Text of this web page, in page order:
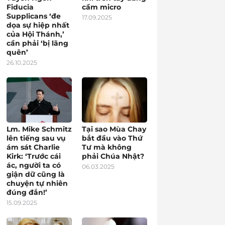
Fiducia
Supplicans ‘đe
dọa sự hiệp nhất
của Hội Thánh,’
cần phải ‘bị lãng
quên’
26.10.2025
cầm micro
17.09.2025
Lm. Mike Schmitz
lên tiếng sau vụ
ám sát Charlie
Kirk: ‘Trước cái
ác, người ta có
giận dữ cũng là
chuyện tự nhiên
đúng đắn!’
15.09.2025
Tại sao Mùa Chay
bắt đầu vào Thứ
Tư mà không
phải Chúa Nhật?
06.03.2025